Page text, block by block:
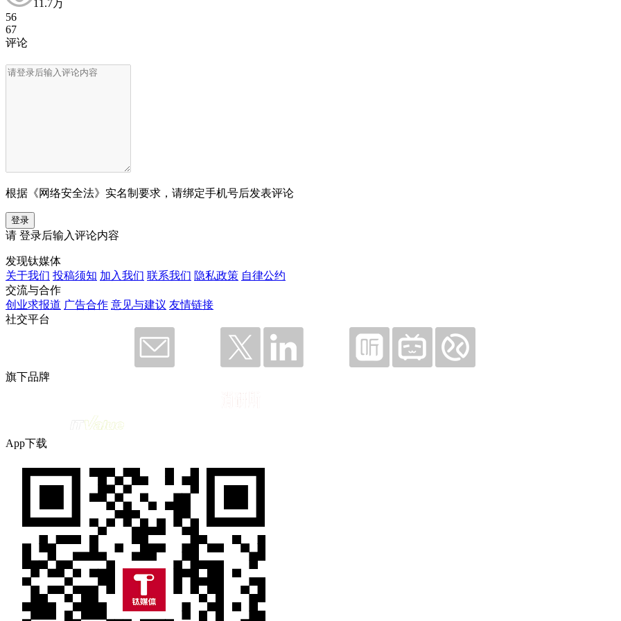
11.7万
56
67
评论
根据《网络安全法》实名制要求，请绑定手机号后发表评论
登录
请 登录后输入评论内容
发现钛媒体
关于我们 投稿须知 加入我们 联系我们 隐私政策 自律公约
交流与合作
创业求报道 广告合作 意见与建议 友情链接
社交平台
旗下品牌
App下载